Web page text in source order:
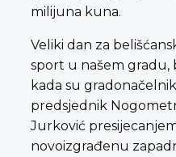
milijuna kuna.
Veliki dan za
sport u našem gradu,
kada su
predsjednik
Jurković
novoizgrađenu